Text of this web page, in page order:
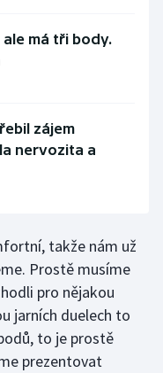
má tři body.
zájem
nervozita a
takže nám už
Prostě musíme
pro nějakou
jarních duelech to
to je prostě
prezentovat